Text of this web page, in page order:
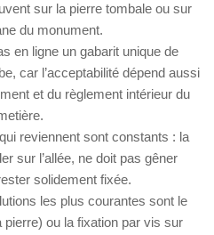
sur la pierre tombale ou sur
du monument.
en ligne un gabarit unique de
car l’acceptabilité dépend aussi
et du règlement intérieur du
reviennent sont constants : la
sur l’allée, ne doit pas gêner
solidement fixée.
les plus courantes sont le
ou la fixation par vis sur